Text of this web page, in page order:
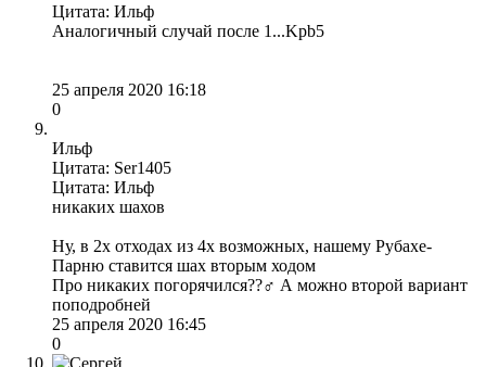
Цитата: Ильф
Аналогичный случай после 1...Kpb5
25 апреля 2020 16:18
0
Ильф
Цитата: Ser1405
Цитата: Ильф
никаких шахов
Ну, в 2х отходах из 4х возможных, нашему Рубахе-
Парню ставится шах вторым ходом
Про никаких погорячился??‍♂️ А можно второй вариант
поподробней
25 апреля 2020 16:45
0